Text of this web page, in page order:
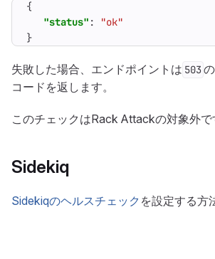
{
"status" :
"ok"
}
失敗した場合、エンドポイントは 503
コードを返します。
このチェックはRack Attackの対象外で
Sidekiq
Sidekiqのヘルスチェック を設定する方